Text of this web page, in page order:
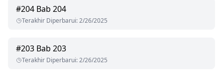
#204 Bab 204
Terakhir Diperbarui:2/26/2025
#203 Bab 203
Terakhir Diperbarui:2/26/2025